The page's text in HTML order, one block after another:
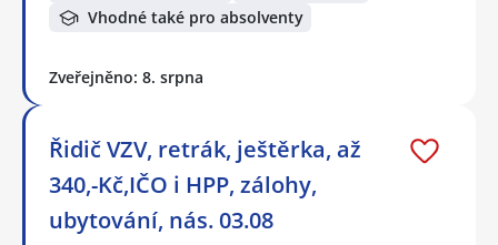
Vhodné také pro absolventy
Zveřejněno: 8. srpna
Řidič VZV, retrák, ještěrka, až
340,-Kč,IČO i HPP, zálohy,
ubytování, nás. 03.08